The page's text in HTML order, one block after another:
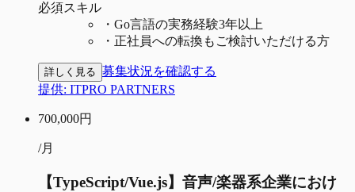
必須スキル
・ Go言語の実務経験3年以上
・ 正社員への転換もご検討いただける方
詳しく見る 募集状況を確認する
提供: ITPRO PARTNERS
700,000円
/月
【TypeScript/Vue.js】音声/楽器系企業におけ